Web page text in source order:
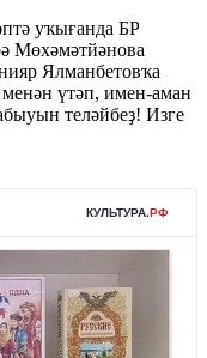
уҡығанда БР
Мөхәмәтйәнова
Ялманбетовҡа
үтәп, имен-аман
теләйбеҙ! Изге